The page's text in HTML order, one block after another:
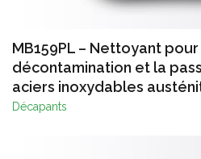
MB159PL – Nettoyant pour
décontamination et la
aciers inoxydables
Décapants